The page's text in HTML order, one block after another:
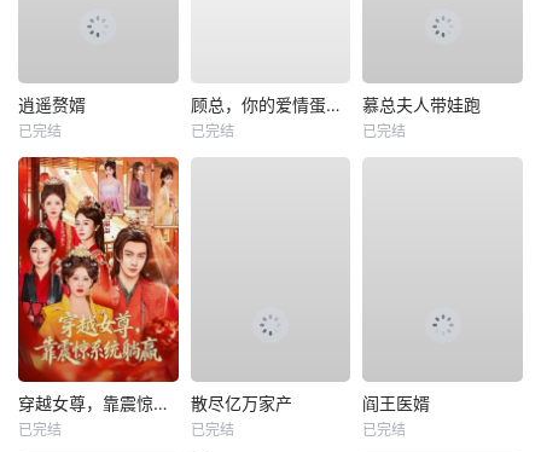
逍遥赘婿
已完结
顾总，你的爱情蛋炒饭已送达
已完结
慕总夫人带娃跑
已完结
穿越女尊，靠震惊系统躺赢
已完结
散尽亿万家产
已完结
阎王医婿
已完结